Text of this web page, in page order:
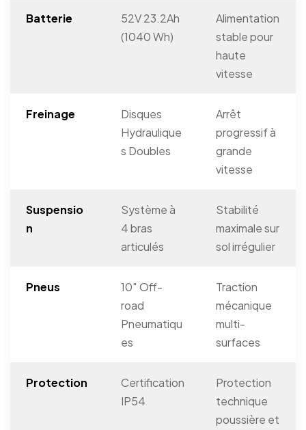
Batterie
52V 23.2Ah
(1040 Wh)
Alimentation
stable pour
haute
vitesse
Freinage
Disques
Hydraulique
s Doubles
Arrêt
progressif à
grande
vitesse
Suspensio
n
Système à
4 bras
articulés
Stabilité
maximale sur
sol irrégulier
Pneus
10″ Off-
road
Pneumatiqu
es
Traction
mécanique
multi-
surfaces
Protection
Certification
IP54
Protection
technique
poussière et